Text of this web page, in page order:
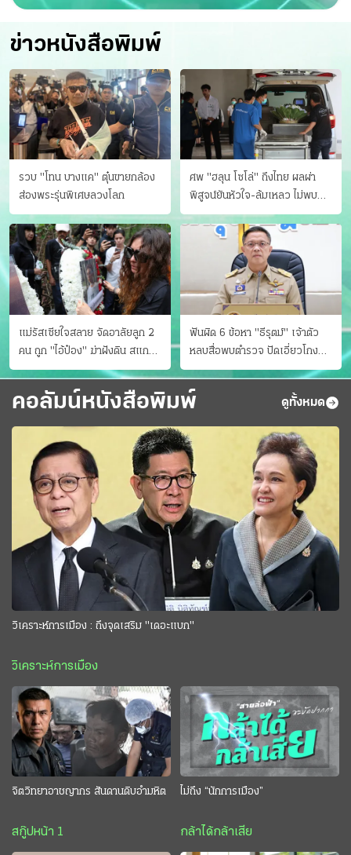
ข่าวหนังสือพิมพ์
รวบ "โทน บางแค" ตุ๋นขายกล้อง
ส่องพระรุ่นพิเศษลวงโลก
ศพ "ฮลุน โซโล่" ถึงไทย ผลผ่า
พิสูจน์ยันหัวใจ-ล้มเหลว ไม่พบ
บาดแผล
แม่รัสเซียใจสลาย จัดอาลัยลูก 2
คน ถูก "ไอ้ป๋อง" ฆ่าฝังดิน สแกน
ไม่มีศพเพิ่ม
ฟันผิด 6 ข้อหา "ธีรุตม์" เจ้าตัว
หลบสื่อพบตำรวจ ปัดเอี่ยวโกง
สอบท้องถิ่น จ่อบี้รํ่ารวยมากปกติ
คอลัมน์หนังสือพิมพ์ ดูทั้งหมด
วิเคราะห์การเมือง : ถึงจุดเสริม "เดอะแบก"
วิเคราะห์การเมือง
จิตวิทยาอาชญากร สันดานดิบอำมหิต
สกู๊ปหน้า 1
ไม่ถึง “นักการเมือง”
กล้าได้กล้าเสีย